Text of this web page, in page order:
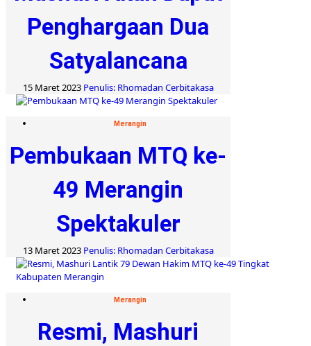
Penghargaan Dua
Satyalancana
15 Maret 2023 Penulis: Rhomadan Cerbitakasa
Merangin
Pembukaan MTQ ke-
49 Merangin
Spektakuler
13 Maret 2023 Penulis: Rhomadan Cerbitakasa
Merangin
Resmi, Mashuri